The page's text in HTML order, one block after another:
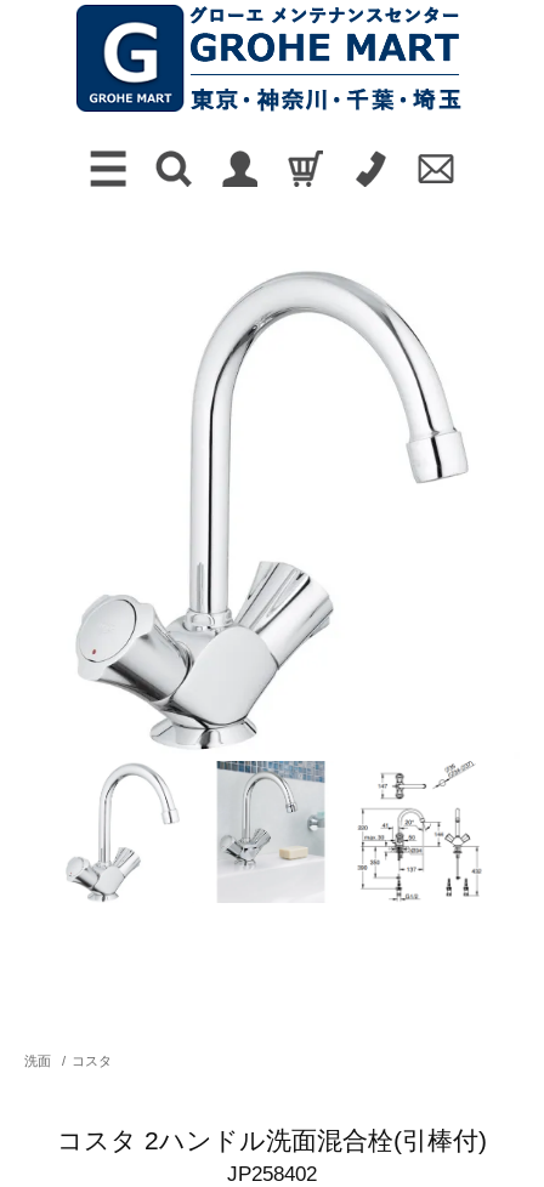
洗面 / コスタ
コスタ 2ハンドル洗面混合栓(引棒付)
JP258402